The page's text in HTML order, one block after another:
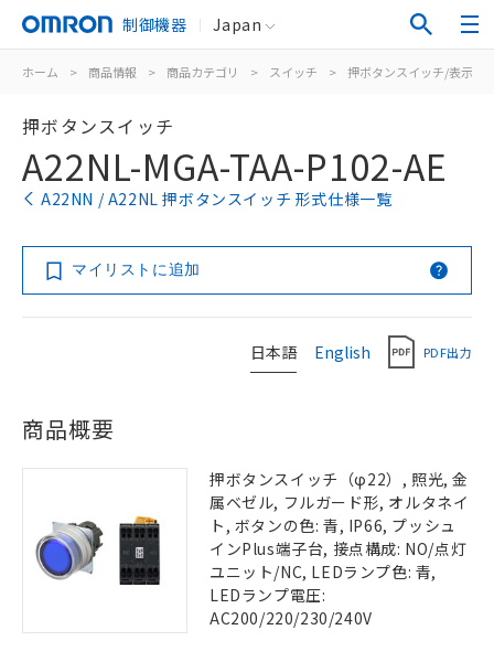
制御機器 Japan
ホーム > 商品情報 > 商品カテゴリ > スイッチ > 押ボタンスイッチ/表示灯
押ボタンスイッチ
A22NL-MGA-TAA-P102-AE
A22NN / A22NL 押ボタンスイッチ 形式仕様一覧
マイリストに追加
日本語 English PDF出力
商品概要
押ボタンスイッチ（φ22）, 照光, 金
属ベゼル, フルガード形, オルタネイ
ト, ボタンの色: 青, IP66, プッシュ
インPlus端子台, 接点構成: NO/点灯
ユニット/NC, LEDランプ色: 青,
LEDランプ電圧:
AC200/220/230/240V